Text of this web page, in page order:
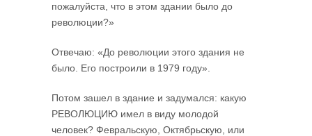
пожалуйста, что в этом здании было до
революции?»
Отвечаю: «До революции этого здания не
было. Его построили в 1979 году».
Потом зашел в здание и задумался: какую
РЕВОЛЮЦИЮ имел в виду молодой
человек? Февральскую, Октябрьскую, или